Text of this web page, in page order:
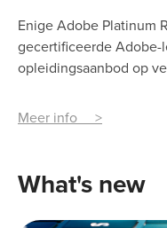
Enige Adobe Platinum
gecertificeerde
opleidingsaanbod op
Meer info >
What's new